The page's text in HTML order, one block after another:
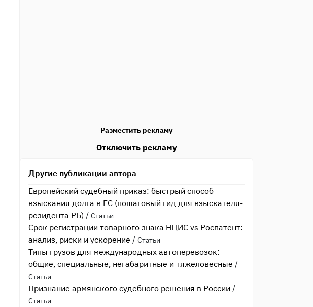
Разместить рекламу
Отключить рекламу
Другие публикации автора
Европейский судебный приказ: быстрый способ
взыскания долга в ЕС (пошаговый гид для взыскателя-
резидента РБ) / Статьи
Срок регистрации товарного знака НЦИС vs Роспатент:
анализ, риски и ускорение / Статьи
Типы грузов для международных автоперевозок:
общие, специальные, негабаритные и тяжеловесные /
Статьи
Признание армянского судебного решения в России /
Статьи